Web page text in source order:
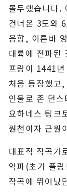
몰두했습니다.
건너온 3도와
음향, 이른바
대륙에 전파된
프랑이 1441
처음 등장했고
인물로 존 던
요하네스 팅크
원천이자 근원
대표적 작곡가
악파(초기 플
작곡에 뛰어났